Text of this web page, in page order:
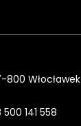
800 Włocławek
141 558